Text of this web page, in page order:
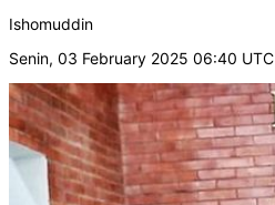
Ishomuddin
Senin, 03 February 2025 06:40 UTC